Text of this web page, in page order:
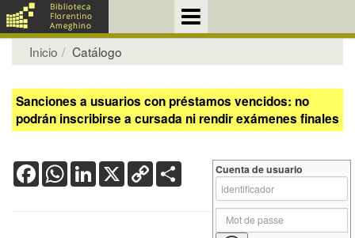
Inicio Catálogo
Sanciones a usuarios con préstamos vencidos: no
podrán inscribirse a cursada ni rendir exámenes finales
FacebookWhatsApp
LinkedIn
X Copy
Link
Cuenta de usuario